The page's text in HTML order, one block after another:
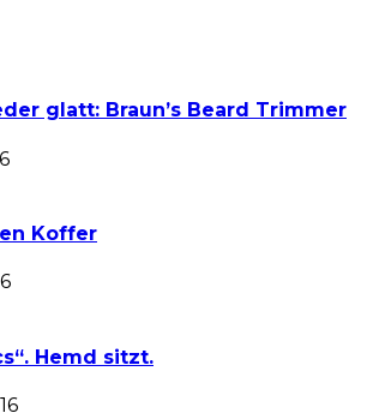
glatt: Braun’s Beard Trimmer
Koffer
Hemd sitzt.